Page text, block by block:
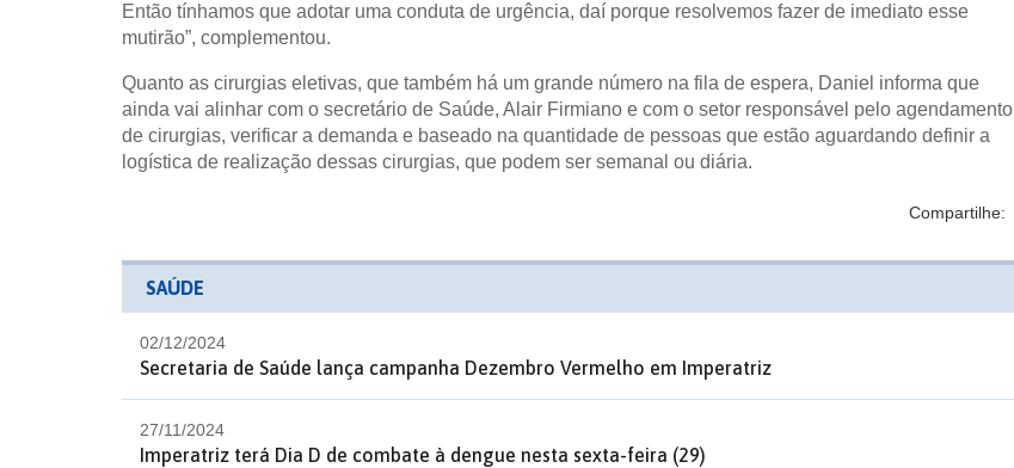
Então tínhamos que adotar uma conduta de urgência, daí porque resolvemos fazer de imediato esse
mutirão”, complementou.
Quanto as cirurgias eletivas, que também há um grande número na fila de espera, Daniel informa que
ainda vai alinhar com o secretário de Saúde, Alair Firmiano e com o setor responsável pelo agendamento
de cirurgias, verificar a demanda e baseado na quantidade de pessoas que estão aguardando definir a
logística de realização dessas cirurgias, que podem ser semanal ou diária.
Compartilhe:
SAÚDE
02/12/2024
Secretaria de Saúde lança campanha Dezembro Vermelho em Imperatriz
27/11/2024
Imperatriz terá Dia D de combate à dengue nesta sexta-feira (29)